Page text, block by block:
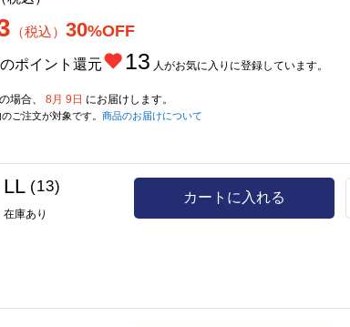
（税込） 30%OFF
ポイント還元 13 人がお気に入りに登録しています。
場合、 8月 9日 にお届けします。
ご注文が対象です。 商品のお届けについて
LL (13)
在庫あり
カートに入れる